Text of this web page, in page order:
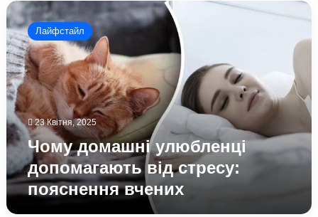
Чому
домашні
улюбленці
допомагають
від
стресу:
пояснення
вчених
Лайфстайл
23 Квітня, 2025
Чому домашні улюбленці
допомагають від стресу:
пояснення вчених